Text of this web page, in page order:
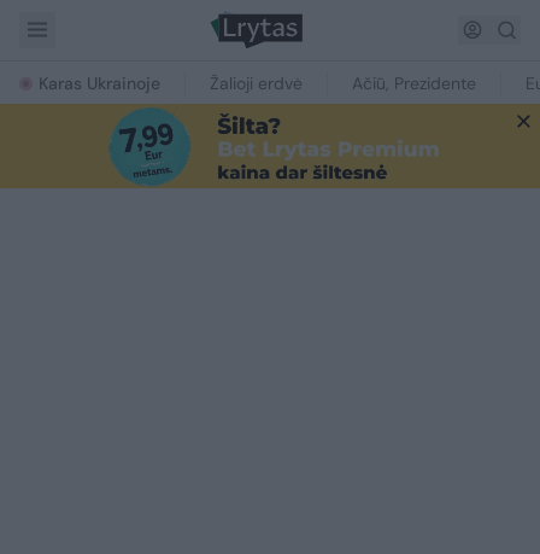
Karas Ukrainoje Žalioji erdvė Ačiū, Prezidente